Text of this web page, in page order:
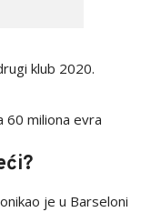
klub 2020.
60 miliona evra
je u Barseloni